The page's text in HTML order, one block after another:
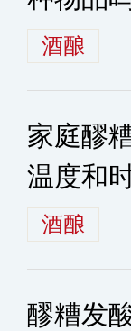
酒酿
家庭醪
温度和
酒酿
醪糟发